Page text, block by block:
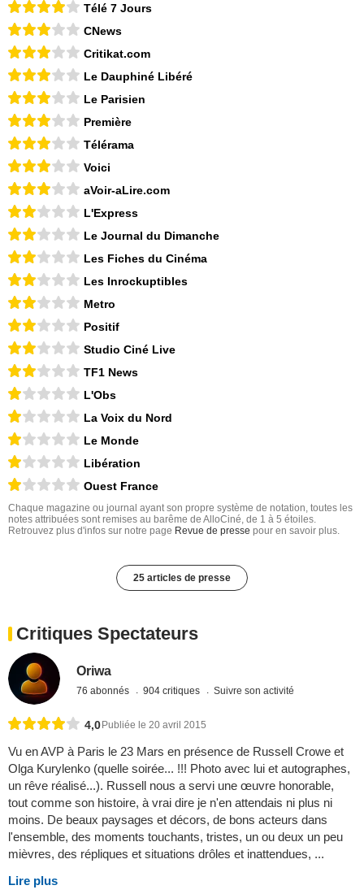
Télé 7 Jours
CNews
Critikat.com
Le Dauphiné Libéré
Le Parisien
Première
Télérama
Voici
aVoir-aLire.com
L'Express
Le Journal du Dimanche
Les Fiches du Cinéma
Les Inrockuptibles
Metro
Positif
Studio Ciné Live
TF1 News
L'Obs
La Voix du Nord
Le Monde
Libération
Ouest France
Chaque magazine ou journal ayant son propre système de notation, toutes les
notes attribuées sont remises au barême de AlloCiné, de 1 à 5 étoiles.
Retrouvez plus d'infos sur notre page Revue de presse pour en savoir plus.
25 articles de presse
Critiques Spectateurs
Oriwa
76 abonnés 904 critiques Suivre son activité
4,0 Publiée le 20 avril 2015
Vu en AVP à Paris le 23 Mars en présence de Russell Crowe et
Olga Kurylenko (quelle soirée... !!! Photo avec lui et autographes,
un rêve réalisé...). Russell nous a servi une œuvre honorable,
tout comme son histoire, à vrai dire je n'en attendais ni plus ni
moins. De beaux paysages et décors, de bons acteurs dans
l'ensemble, des moments touchants, tristes, un ou deux un peu
mièvres, des répliques et situations drôles et inattendues, ...
Lire plus